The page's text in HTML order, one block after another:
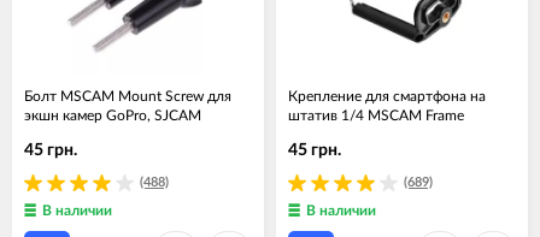
Болт MSCAM Mount Screw для
экшн камер GoPro, SJCAM
(488)
45 грн.
В наличии
Крепление для смартфона на
штатив 1/4 MSCAM Frame
(689)
45 грн.
В наличии